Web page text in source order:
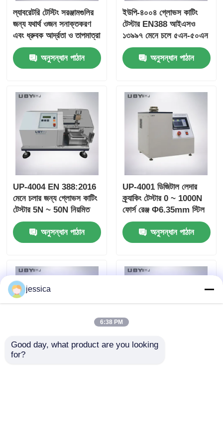
ল্যাবরেটরি টেস্টিং সরঞ্জামগুলির
জন্য যথার্থ ওজন সনাক্তকরণ
এবং ধ্রুবক আর্দ্রতা ও তাপমাত্রা
নিয়ন্ত্রণ সহ ইউপি -4005
চামড়ার পারমিএবিলিটি পরীক্ষক
অনুসন্ধান পাঠান
ইউপি-৪০০৪ গ্লোভস কাটিং
টেস্টার EN388 আইএসও
১৩৯৯৭ মেনে চলে ৫এন-৫০এন
নিয়মিত পরীক্ষার লোড এবং
নির্ভুলতা চাপ সেন্সরঅনুসন্ধান পাঠান
UP-4004 EN 388:2016
মেনে চলার জন্য গ্লোভস কাটিং
টেস্টার 5N ~ 50N নিয়মিত
লোড এবং যথার্থ চাপ সেন্সর সহ
অনুসন্ধান পাঠান
UP-4001 ডিজিটাল লেদার
ক্র্যাকিং টেস্টার 0 ~ 1000N
ফোর্স রেঞ্জ Φ6.35mm স্টিল
বল এবং ± 1% ফোর্স নির্ভুলতা
সঙ্গে লেদার গ্রান ডিস্টেনশন
টেস্টিং
অনুসন্ধান পাঠান
jessica
6:38 PM
Good day, what product are you looking
for?